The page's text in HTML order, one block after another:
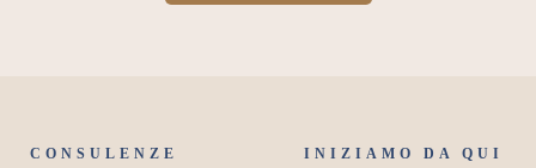
CONSULENZE INIZIAMO DA QUI